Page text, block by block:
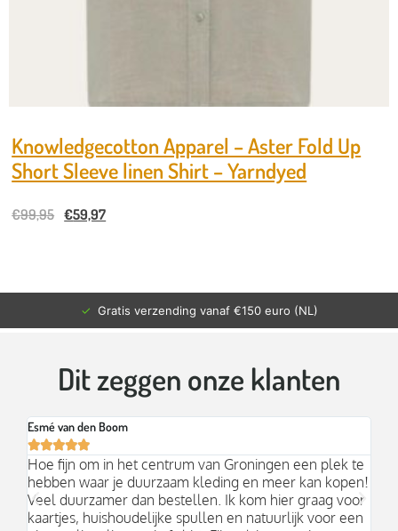
Knowledgecotton Apparel – Aster Fold Up
Short Sleeve linen Shirt – Yarndyed
€99,95 €59,97
✓Verzonden binnen 2-4
Dit zeggen onze klanten
Esmé van den Boom

Hoe fijn om in het centrum van Groningen een plek te
hebben waar je duurzaam kleding en meer kan kopen!
Veel duurzamer dan bestellen. Ik kom hier graag voor
kaartjes, huishoudelijke spullen en natuurlijk voor een